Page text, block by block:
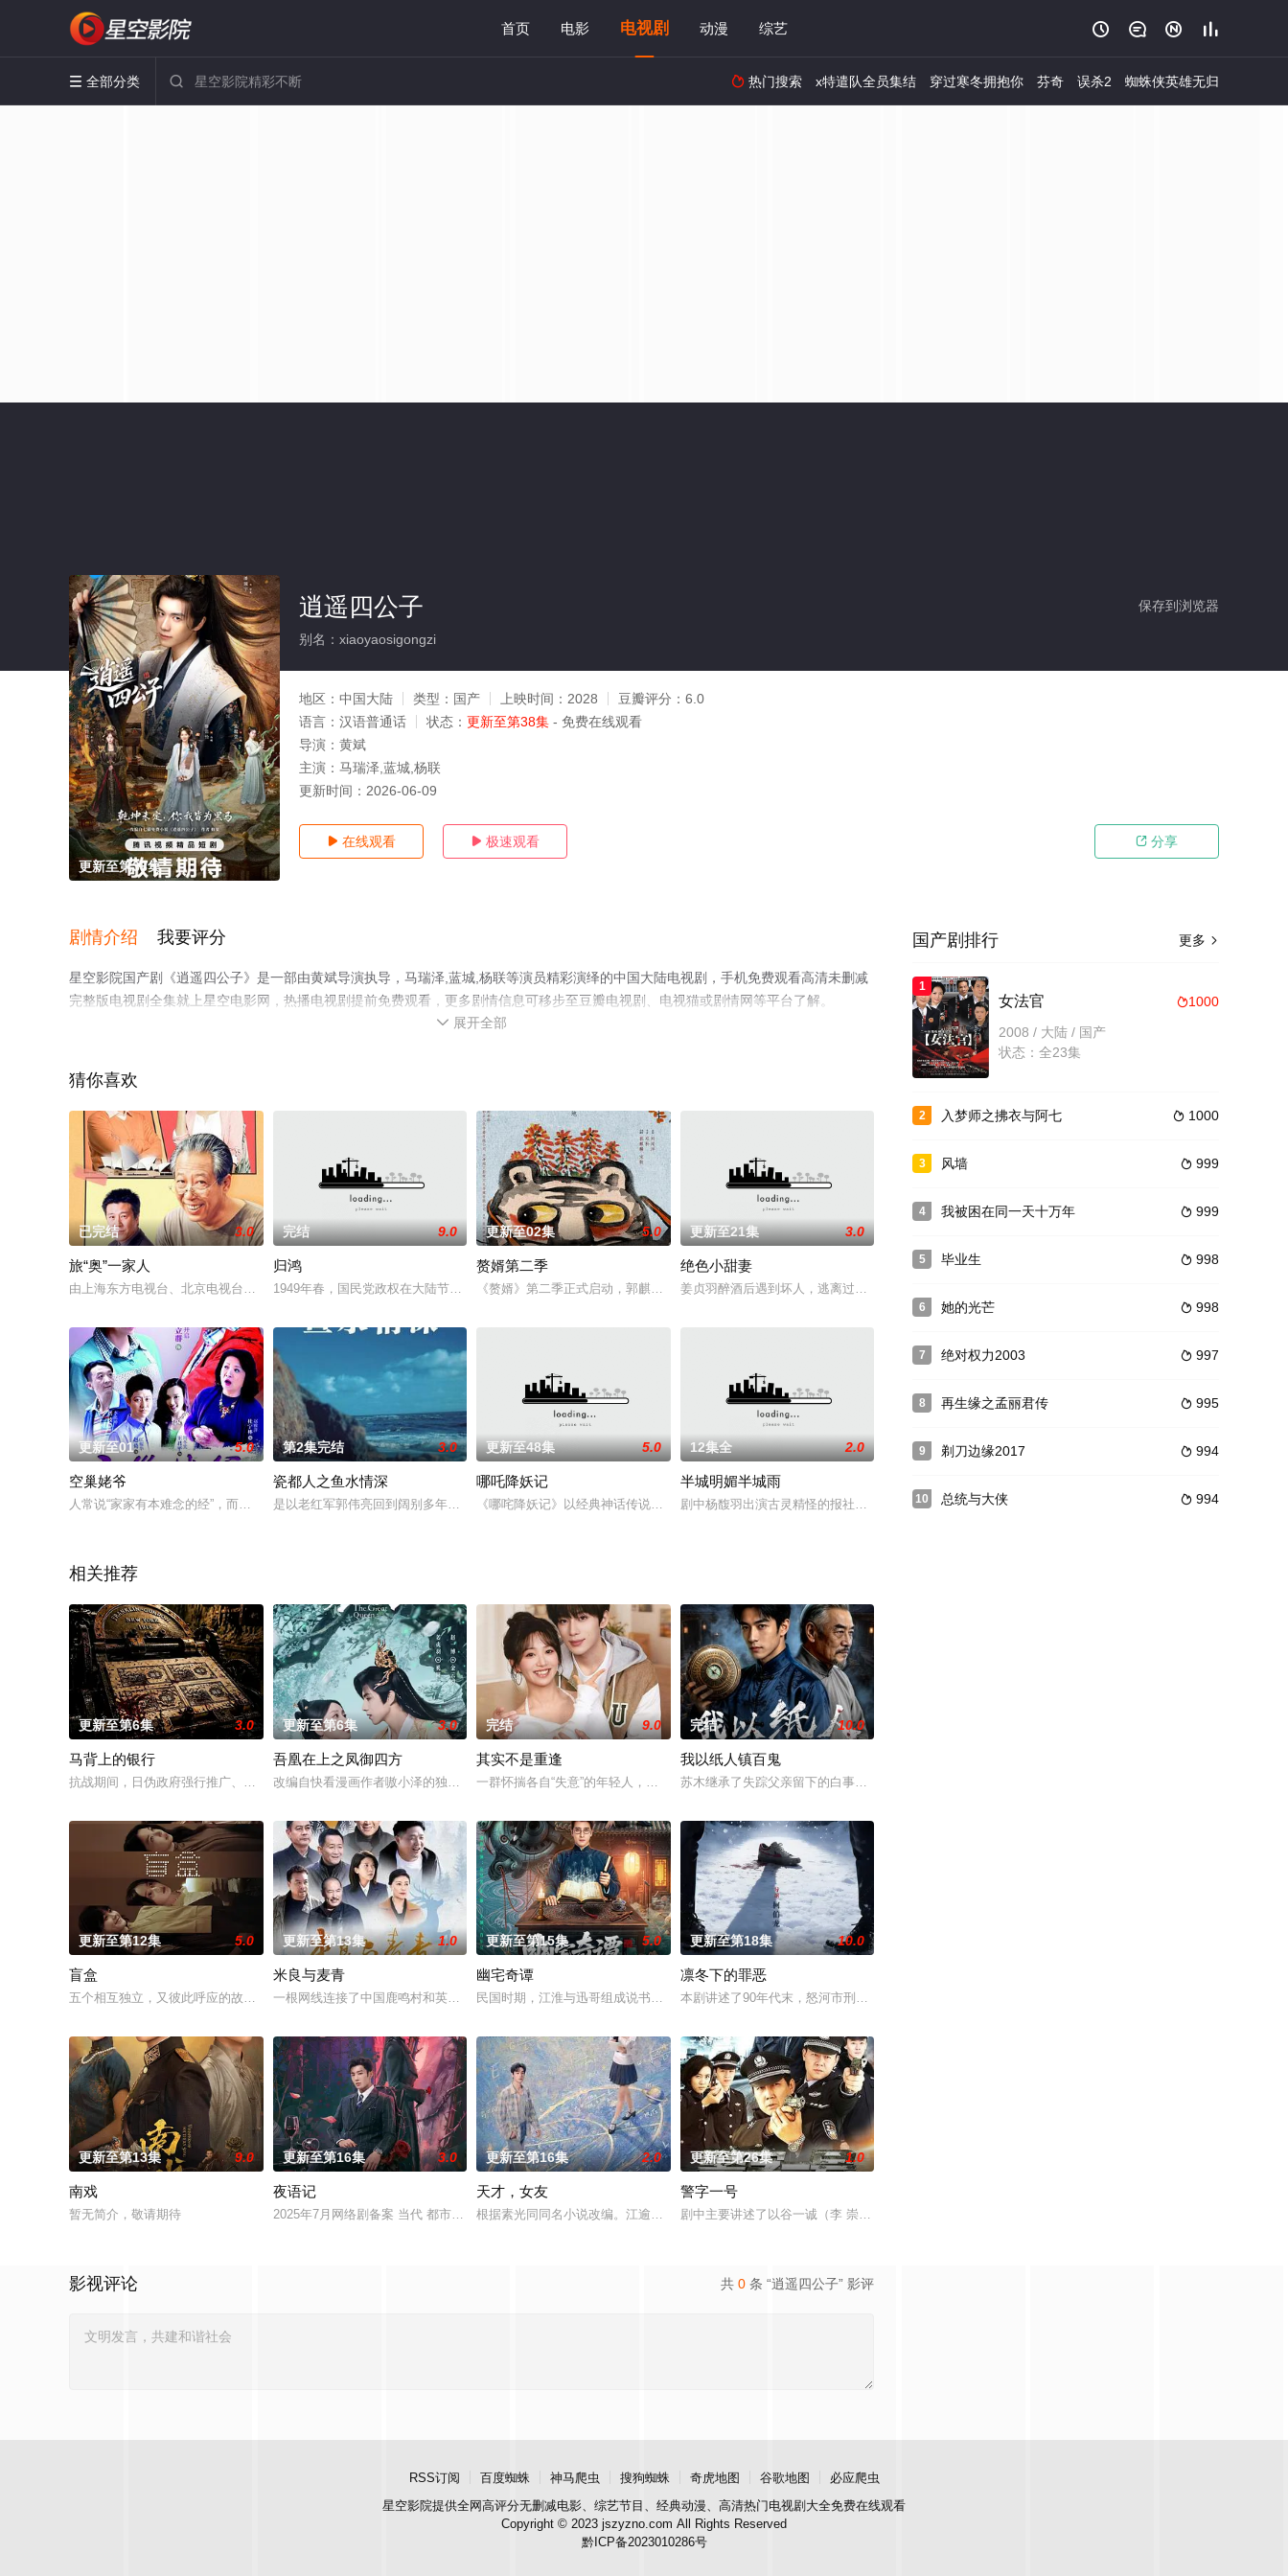
首页 电影 电视剧 动漫 综艺    
 全部分类   热门搜索 x特遣队全员集结 穿过寒冬拥抱你 芬奇 误杀2 蜘蛛侠英雄无归
更新至第38集
保存到浏览器
逍遥四公子
别名：xiaoyaosigongzi
地区： 中国大陆 类型： 国产 上映时间： 2028 豆瓣评分： 6.0
语言： 汉语普通话 状态： 更新至第38集 - 免费在线观看
导演： 黄斌
主演： 马瑞泽,蓝城,杨联
更新时间： 2026-06-09
 在线观看  极速观看  分享
剧情介绍 我要评分
星空影院国产剧《逍遥四公子》是一部由黄斌导演执导，马瑞泽,蓝城,杨联等演员精彩演绎的中国大陆电视剧，手机免费观看高清未删减
完整版电视剧全集就上星空电影网，热播电视剧提前免费观看，更多剧情信息可移步至豆瓣电视剧、电视猫或剧情网等平台了解。
 展开全部
猜你喜欢
已完结 3.0
旅“奥”一家人
由上海东方电视台、北京电视台创意策划，奥运会澳大利亚主播电视台澳洲七网络电视台、北京文化艺术音像出版社全力协助支持的一部特殊题材、特殊形式、
完结 9.0
归鸿
1949年春，国民党政权在大陆节节败退，华航和远航两家航空公司迁移到香港。两航在香港竞争激烈，市场萎缩，面临着巨大的生存压力。一方面，腐败的
更新至02集 5.0
赘婿第二季
《赘婿》第二季正式启动，郭麒麟、宋轶等原班人马回归。小小赘婿，更大天地！
更新至21集 3.0
绝色小甜妻
姜贞羽醉酒后遇到坏人，逃离过程中从楼上掉下，正好掉进了夜少的房间，酒后神志不清的姜贞羽推倒了夜少
更新至01 5.0
空巢姥爷
人常说“家家有本难念的经”，而周家这本经，却是寡居多年的周开启谈起了黄昏恋，对象竟然是自家的保姆刘西娜。按说老父亲找个老伴儿有人陪伴照顾是好
第2集完结 3.0
瓷都人之鱼水情深
是以老红军郭伟亮回到阔别多年家乡后的经历为背景，反映瓷南区民政局以喜闻乐见、自娱自乐的农村文化为载体，创新双拥工作方式为主线的故事。瓷南区是
更新至48集 5.0
哪吒降妖记
《哪咤降妖记》以经典神话传说为蓝本，讲述了陈塘关将军之子哪咤与东海公主小龙女共同携手斩妖除魔、破解邪恶力量的神话冒险故事。
12集全 2.0
半城明媚半城雨
剧中杨馥羽出演古灵精怪的报社实习记者千寻，在一件离奇的事故现场结识了男主苏明眸，随着小镇内频频发
相关推荐
更新至第6集 3.0
马背上的银行
抗战期间，日伪政府强行推广、使用由“中国准备银行”发行的伪钞货币。根据党中央指示，高景波、徐邵梁、孙希光和黄鹰等人开始筹备建立冀南银行，手艺
更新至第6集 3.0
吾凰在上之凤御四方
改编自快看漫画作者嗷小泽的独家连载漫画《吾凰在上》。 现代少女奚圆（姜贞羽 饰）因意外踏入玄机界，继而卷入虎云国内乱的漩涡，身陷重重危机，而
完结 9.0
其实不是重逢
一群怀揣各自“失意”的年轻人，在沿海小城南安相遇相知，他们决心各展所长创办旅行社。他们以当地的特色人文与美食为引，用真诚与创意打动游
完结 10.0
我以纸人镇百鬼
苏木继承了失踪父亲留下的白事馆，本想低调扎纸维生，却因一具流血的新娘纸人卷入了一场跨越十年的惊天
更新至第12集 5.0
盲盒
五个相互独立，又彼此呼应的故事——用一场精心策划的“夏令营”完成复仇的受害者；临终前与遗憾和解的“无用之人”；共享同一具躯体的人格“刮刮乐”
更新至第13集 1.0
米良与麦青
一根网线连接了中国鹿鸣村和英国牛津，麦香通过视频向米良宣告：婚不结了。鹿鸣村开了锅，村民大骂麦香是叛徒。麦香是婚前体检查出不孕症，从此走上虐
更新至第15集 5.0
幽宅奇谭
民国时期，江淮与迅哥组成说书班子，偶遇“白天人住屋，晚上鬼占房”的阴阳宅，江淮被掳走配“阴婚”。他与女探长穆英搭档，侦破阎王娶亲、五鬼
更新至第18集 10.0
凛冬下的罪恶
本剧讲述了90年代末，怒河市刑侦支队在无普及监控、无DNA鉴定技术的支持下，通过摸排、勘查等传统刑
更新至第13集 9.0
南戏
暂无简介，敬请期待
更新至第16集 3.0
夜语记
2025年7月网络剧备案 当代 都市 海南越酷文化传媒有限公司
更新至第16集 2.0
天才，女友
根据素光同同名小说改编。江逾白长大以后，林知夏忽然对他说：“江逾白，我喜欢你，哲学和生物学意义上的喜欢。”那个夜晚，他脸颊微热，还听
更新至第26集 1.0
警字一号
剧中主要讲述了以谷一诚（李 崇霄饰演）为代表的冀北市公安刑警用自己 的超凡的智慧与过人的勇气，屡破
共 0 条 “逍遥四公子” 影评
影视评论
更多 
国产剧排行
1
1000
女法官
2008 / 大陆 / 国产
状态：全23集
2  1000
入梦师之拂衣与阿七
3  999
风墙
4  999
我被困在同一天十万年
5  998
毕业生
6  998
她的光芒
7  997
绝对权力2003
8  995
再生缘之孟丽君传
9  994
剃刀边缘2017
10  994
总统与大侠
RSS订阅 百度蜘蛛 神马爬虫 搜狗蜘蛛 奇虎地图 谷歌地图
必应爬虫
星空影院提供全网高评分无删减电影、综艺节目、经典动漫、高清热门电视剧大全免费在线观看
Copyright © 2023 jszyzno.com All Rights Reserved
黔ICP备2023010286号